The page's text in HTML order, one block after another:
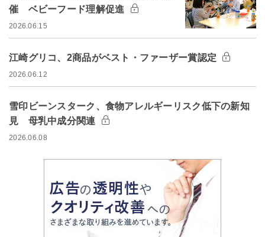
催 ベビーフード理解促進
2026.06.15
江崎グリコ、2商品がベスト・ファーザー賞認定
2026.06.12
雪印ビーンスターク、食物アレルギーリスク低下の新知
見 母乳中成分関連
2026.06.08